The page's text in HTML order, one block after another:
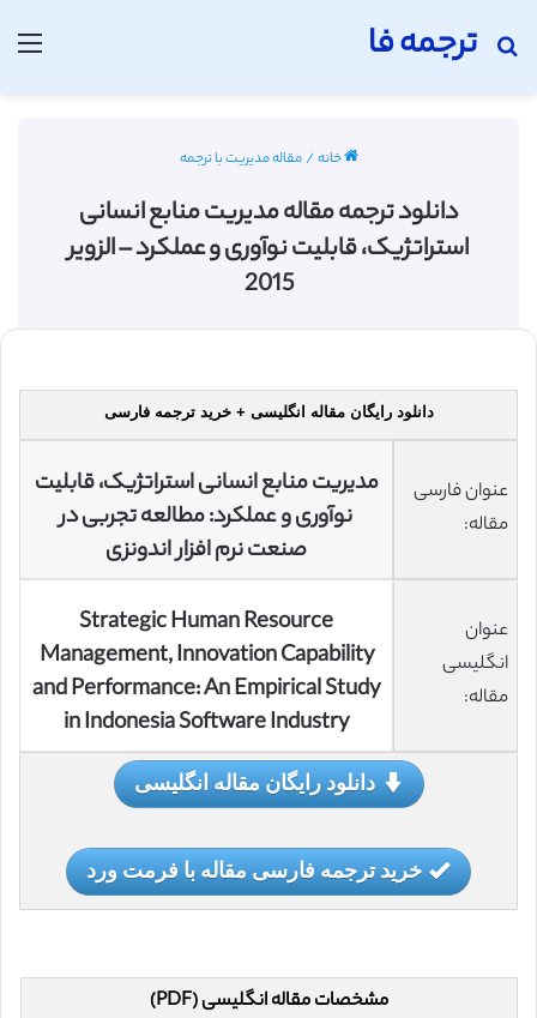
ترجمه فا
جستجو برای
خانه/مقاله مدیریت با ترجمه
دانلود ترجمه مقاله مدیریت منابع انسانی
استراتژیک، قابلیت نوآوری و عملکرد – الزویر
2015
دانلود رایگان مقاله انگلیسی + خرید ترجمه فارسی
عنوان فارسی
مقاله:
مدیریت منابع انسانی استراتژیک، قابلیت
نوآوری و عملکرد: مطالعه تجربی در
صنعت نرم افزار اندونزی
عنوان
انگلیسی
مقاله:
Strategic Human Resource
Management, Innovation Capability
and Performance: An Empirical Study
in Indonesia Software Industry
دانلود رایگان مقاله انگلیسی
خرید ترجمه فارسی مقاله با فرمت ورد
مشخصات مقاله انگلیسی (PDF)